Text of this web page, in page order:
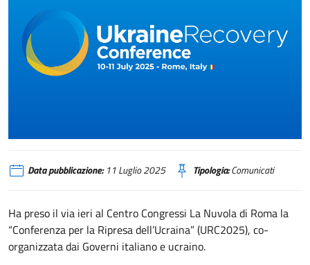
Ukraine Recovery Conference 2025
Data pubblicazione:11 Luglio 2025 Tipologia:Comunicati
Ha preso il via ieri al Centro Congressi La Nuvola di Roma la
“Conferenza per la Ripresa dell’Ucraina” (URC2025), co-
organizzata dai Governi italiano e ucraino.